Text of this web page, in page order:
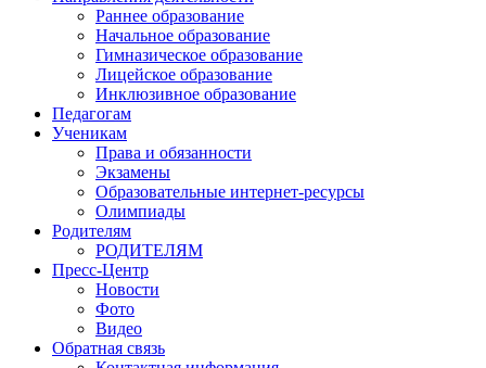
Раннее образование
Начальное образование
Гимназическое образование
Лицейское образование
Инклюзивное образование
Педагогам
Ученикам
Права и обязанности
Экзамены
Образовательные интернет-ресурсы
Олимпиады
Родителям
РОДИТЕЛЯМ
Пресс-Центр
Новости
Фото
Видео
Обратная связь